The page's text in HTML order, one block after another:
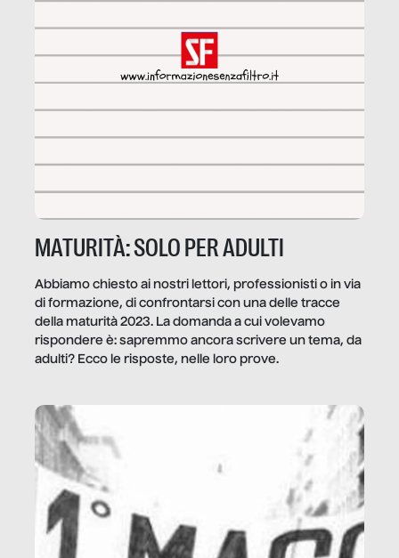
MATURITÀ: SOLO PER ADULTI
Abbiamo chiesto ai nostri lettori, professionisti o in via
di formazione, di confrontarsi con una delle tracce
della maturità 2023. La domanda a cui volevamo
rispondere è: sapremmo ancora scrivere un tema, da
adulti? Ecco le risposte, nelle loro prove.